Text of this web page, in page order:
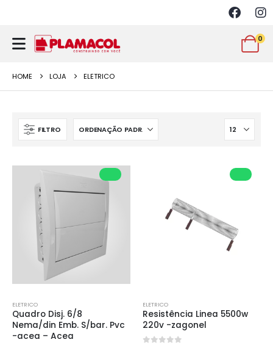
0
HOME LOJA ELETRICO
FILTRO
ELETRICO
Quadro Disj. 6/8
Nema/din Emb. S/bar. Pvc
-acea – Acea
ELETRICO
Resistência Linea 5500w
220v -zagonel